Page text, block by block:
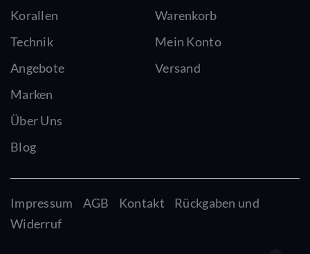
Korallen
Technik
Angebote
Marken
Über Uns
Blog
Warenkorb
Mein Konto
Versand
Impressum AGB Kontakt
Rückgaben und
Widerruf